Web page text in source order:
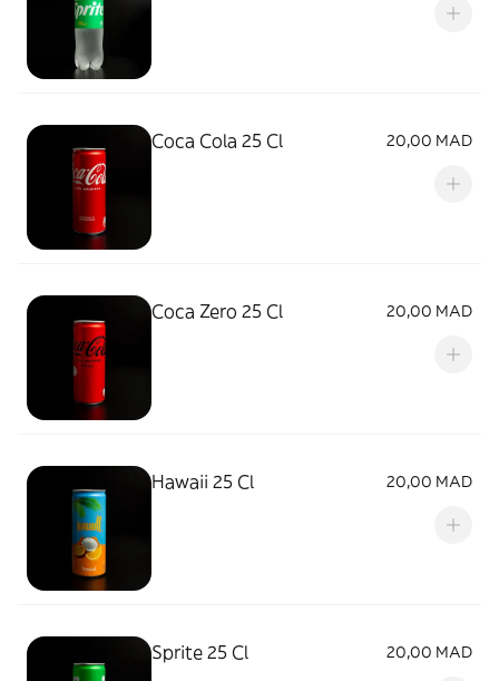
Coca Cola 25 Cl 20,00 MAD
Coca Zero 25 Cl 20,00 MAD
Hawaii 25 Cl 20,00 MAD
Sprite 25 Cl 20,00 MAD